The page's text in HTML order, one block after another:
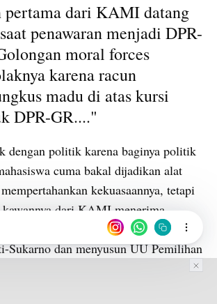
dari KAMI datang
penawaran menjadi DPR-
moral forces
karena racun
madu di atas kursi
DPR-GR...."
dengan politik karena baginya politik
cuma bakal dijadikan alat
kekuasaannya, tetapi
kawannya dari KAMI menerima
suara mahasiswa diperlukan
Sukarno dan menyusun UU Pemilihan